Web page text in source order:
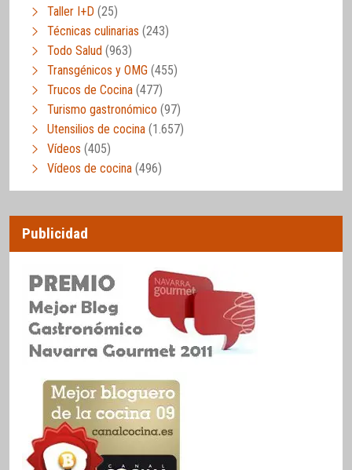
Taller I+D (25)
Técnicas culinarias (243)
Todo Salud (963)
Transgénicos y OMG (455)
Trucos de Cocina (477)
Turismo gastronómico (97)
Utensilios de cocina (1.657)
Vídeos (405)
Vídeos de cocina (496)
Publicidad